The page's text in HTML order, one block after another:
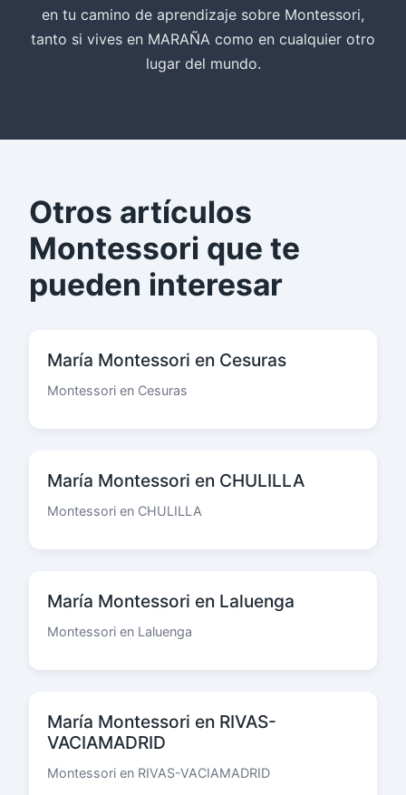
en tu camino de aprendizaje sobre Montessori,
tanto si vives en MARAÑA como en cualquier otro
lugar del mundo.
Otros artículos
Montessori que te
pueden interesar
María Montessori en Cesuras
Montessori en Cesuras
María Montessori en CHULILLA
Montessori en CHULILLA
María Montessori en Laluenga
Montessori en Laluenga
María Montessori en RIVAS-
VACIAMADRID
Montessori en RIVAS-VACIAMADRID